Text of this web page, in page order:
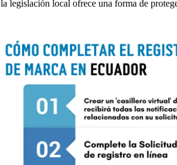
la legislación local ofrece una forma de